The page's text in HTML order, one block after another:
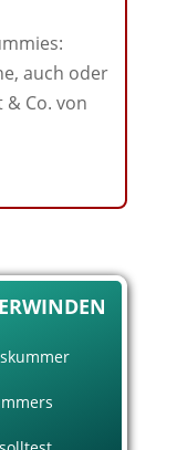
auch oder
Co. von